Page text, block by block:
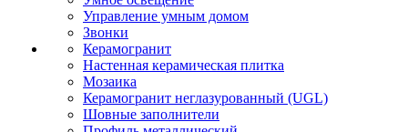
Управление умным домом
Звонки
Керамогранит
Настенная керамическая плитка
Мозаика
Керамогранит неглазурованный (UGL)
Шовные заполнители